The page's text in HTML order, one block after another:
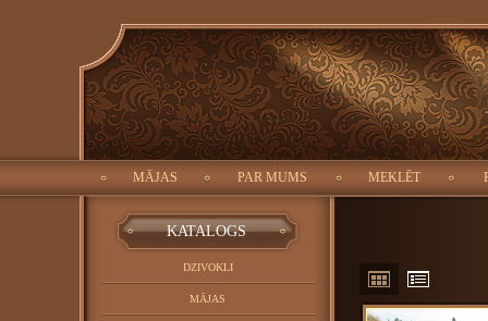
MĀJAS PAR MUMS MEKLĒT
ID: Meklēt: Objekta tips: Pilsēta:
KATALOGS
DZIVOKLI
MĀJAS